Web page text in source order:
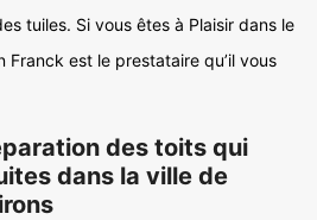
tuiles. Si vous êtes à Plaisir dans le
Franck est le prestataire qu’il vous
des toits qui
dans la ville de